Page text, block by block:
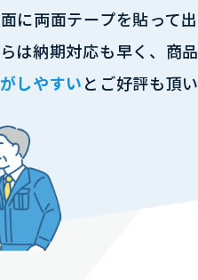
に両面テープを貼って
は納期対応も早く、商
しやすいとご好評も頂